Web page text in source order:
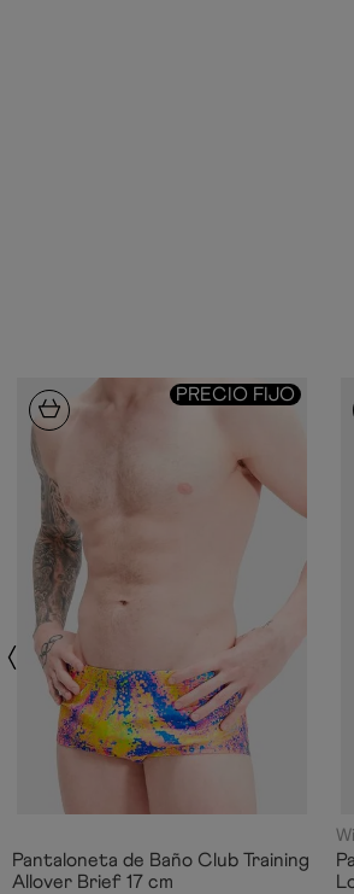
PRECIO FIJO
Pantaloneta de Baño Club Training
Allover Brief 17 cm